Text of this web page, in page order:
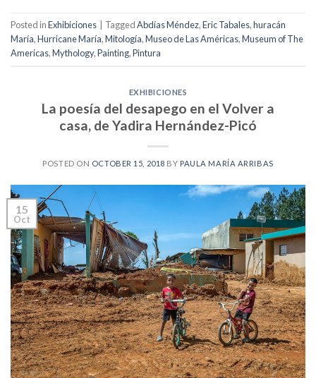
Posted inExhibiciones TaggedAbdías Méndez,Eric Tabales,huracán
María,Hurricane María,Mitología,Museo de Las Américas,Museum of The
Americas,Mythology,Painting,Pintura
EXHIBICIONES
La poesía del desapego en el Volver a
casa, de Yadira Hernández-Picó
POSTED ON OCTOBER 15, 2018 BY PAULA MARÍA ARRIBAS
15
Oct